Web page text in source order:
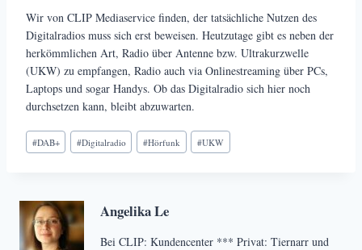
Wir von CLIP Mediaservice finden, der tatsächliche Nutzen des
Digitalradios muss sich erst beweisen. Heutzutage gibt es neben der
herkömmlichen Art, Radio über Antenne bzw. Ultrakurzwelle
(UKW) zu empfangen, Radio auch via Onlinestreaming über PCs,
Laptops und sogar Handys. Ob das Digitalradio sich hier noch
durchsetzen kann, bleibt abzuwarten.
Schlagworte:
#DAB+ #Digitalradio #Hörfunk #UKW
Angelika Le
Bei CLIP: Kundencenter *** Privat: Tiernarr und